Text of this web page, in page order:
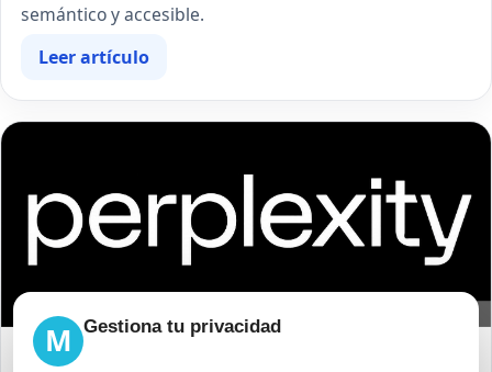
semántico y accesible.
Leer artículo
24/07/2026
M Gestiona tu privacidad